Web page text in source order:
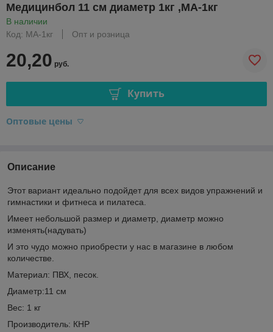
Медицинбол 11 см диаметр 1кг ,МА-1кг
В наличии
Код: МА-1кг
Опт и розница
20,20 руб.
Купить
Оптовые цены
Описание
Этот вариант идеально подойдет для всех видов упражнений и
гимнастики и фитнеса и пилатеса.
Имеет небольшой размер и диаметр, диаметр можно
изменять(надувать)
И это чудо можно приобрести у нас в магазине в любом
количестве.
Материал: ПВХ, песок.
Диаметр:11 см
Вес: 1 кг
Производитель: КНР